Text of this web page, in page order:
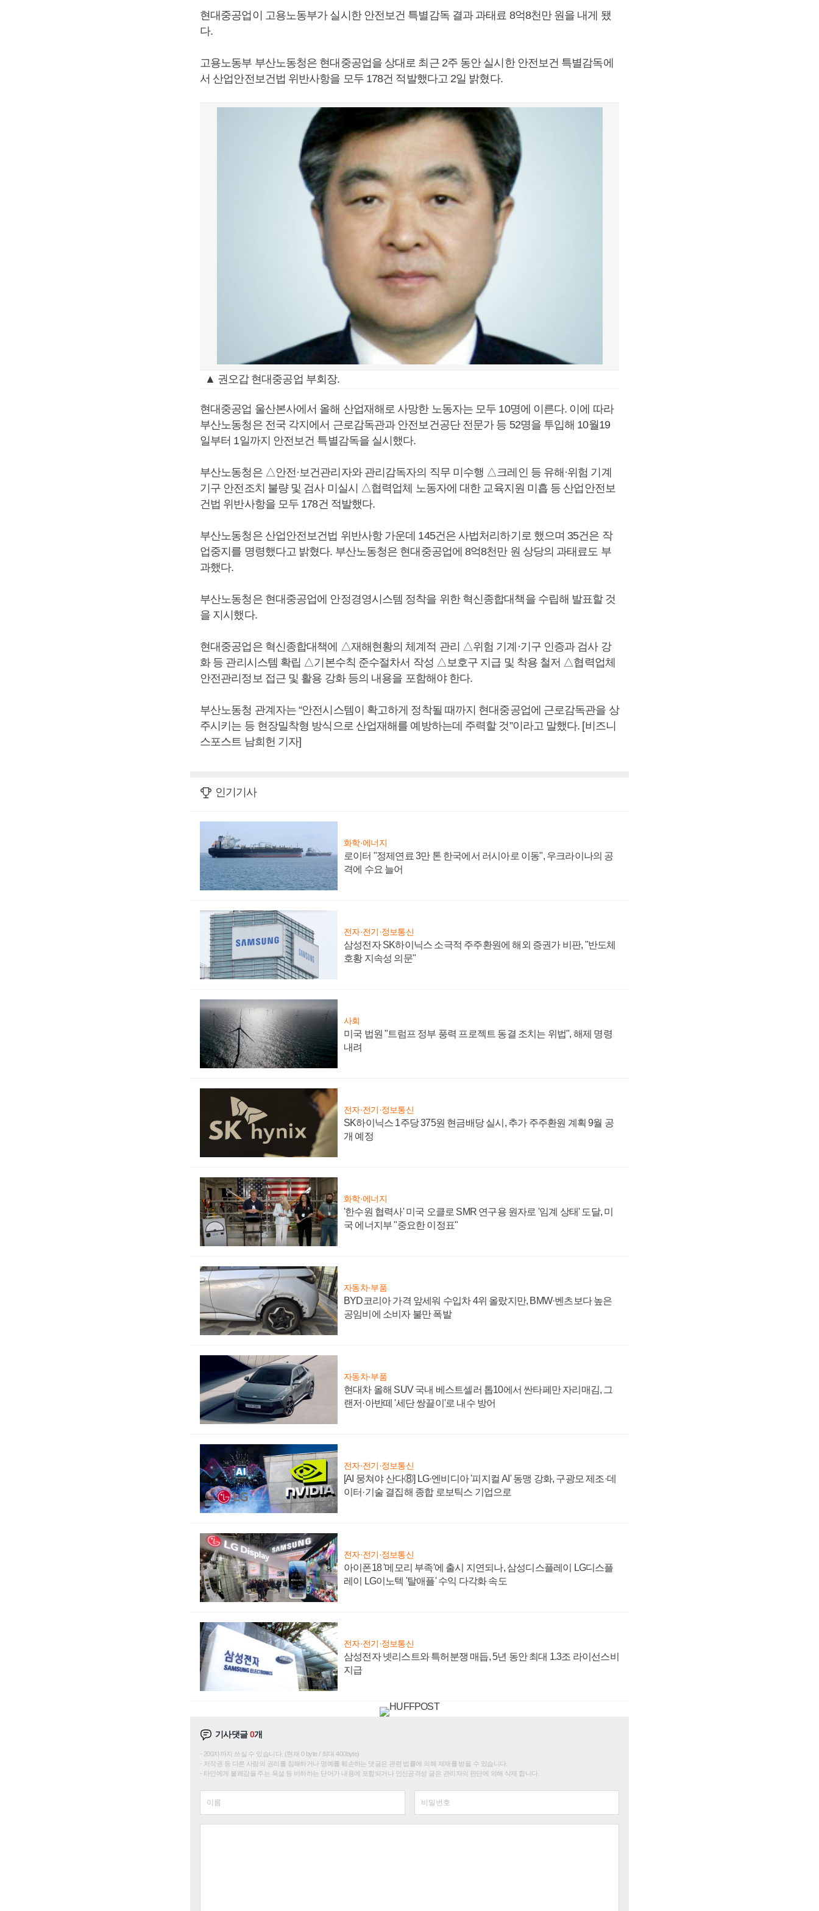
현대중공업이 고용노동부가 실시한 안전보건 특별감독 결과 과태료 8억8천만 원을 내게 됐
다.
고용노동부 부산노동청은 현대중공업을 상대로 최근 2주 동안 실시한 안전보건 특별감독에
서 산업안전보건법 위반사항을 모두 178건 적발했다고 2일 밝혔다.
▲ 권오갑 현대중공업 부회장.
현대중공업 울산본사에서 올해 산업재해로 사망한 노동자는 모두 10명에 이른다. 이에 따라
부산노동청은 전국 각지에서 근로감독관과 안전보건공단 전문가 등 52명을 투입해 10월19
일부터 1일까지 안전보건 특별감독을 실시했다.
부산노동청은 △안전·보건관리자와 관리감독자의 직무 미수행 △크레인 등 유해·위험 기계
기구 안전조치 불량 및 검사 미실시 △협력업체 노동자에 대한 교육지원 미흡 등 산업안전보
건법 위반사항을 모두 178건 적발했다.
부산노동청은 산업안전보건법 위반사항 가운데 145건은 사법처리하기로 했으며 35건은 작
업중지를 명령했다고 밝혔다. 부산노동청은 현대중공업에 8억8천만 원 상당의 과태료도 부
과했다.
부산노동청은 현대중공업에 안정경영시스템 정착을 위한 혁신종합대책을 수립해 발표할 것
을 지시했다.
현대중공업은 혁신종합대책에 △재해현황의 체계적 관리 △위험 기계·기구 인증과 검사 강
화 등 관리시스템 확립 △기본수칙 준수절차서 작성 △보호구 지급 및 착용 철저 △협력업체
안전관리정보 접근 및 활용 강화 등의 내용을 포함해야 한다.
부산노동청 관계자는 “안전시스템이 확고하게 정착될 때까지 현대중공업에 근로감독관을 상
주시키는 등 현장밀착형 방식으로 산업재해를 예방하는데 주력할 것”이라고 말했다. [비즈니
스포스트 남희헌 기자]
인기기사
화학·에너지
로이터 "정제연료 3만 톤 한국에서 러시아로 이동", 우크라이나의 공
격에 수요 늘어
전자·전기·정보통신
삼성전자 SK하이닉스 소극적 주주환원에 해외 증권가 비판, "반도체
호황 지속성 의문"
사회
미국 법원 "트럼프 정부 풍력 프로젝트 동결 조치는 위법", 해제 명령
내려
전자·전기·정보통신
SK하이닉스 1주당 375원 현금배당 실시, 추가 주주환원 계획 9월 공
개 예정
화학·에너지
'한수원 협력사' 미국 오클로 SMR 연구용 원자로 '임계 상태' 도달, 미
국 에너지부 "중요한 이정표"
자동차·부품
BYD코리아 가격 앞세워 수입차 4위 올랐지만, BMW·벤츠보다 높은
공임비에 소비자 불만 폭발
자동차·부품
현대차 올해 SUV 국내 베스트셀러 톱10에서 싼타페만 자리매김, 그
랜저·아반떼 '세단 쌍끌이'로 내수 방어
전자·전기·정보통신
[AI 뭉쳐야 산다⑧] LG·엔비디아 '피지컬 AI' 동맹 강화, 구광모 제조·데
이터·기술 결집해 종합 로보틱스 기업으로
전자·전기·정보통신
아이폰18 '메모리 부족'에 출시 지연되나, 삼성디스플레이 LG디스플
레이 LG이노텍 '탈애플' 수익 다각화 속도
전자·전기·정보통신
삼성전자 넷리스트와 특허분쟁 매듭, 5년 동안 최대 1.3조 라이선스비
지급
기사댓글0개
200자까지 쓰실 수 있습니다. (현재 0 byte / 최대 400byte)
저작권 등 다른 사람의 권리를 침해하거나 명예를 훼손하는 댓글은 관련 법률에 의해 제재를 받을 수 있습니다.
타인에게 불쾌감을 주는 욕설 등 비하하는 단어가 내용에 포함되거나 인신공격성 글은 관리자의 판단에 의해 삭제 합니다.